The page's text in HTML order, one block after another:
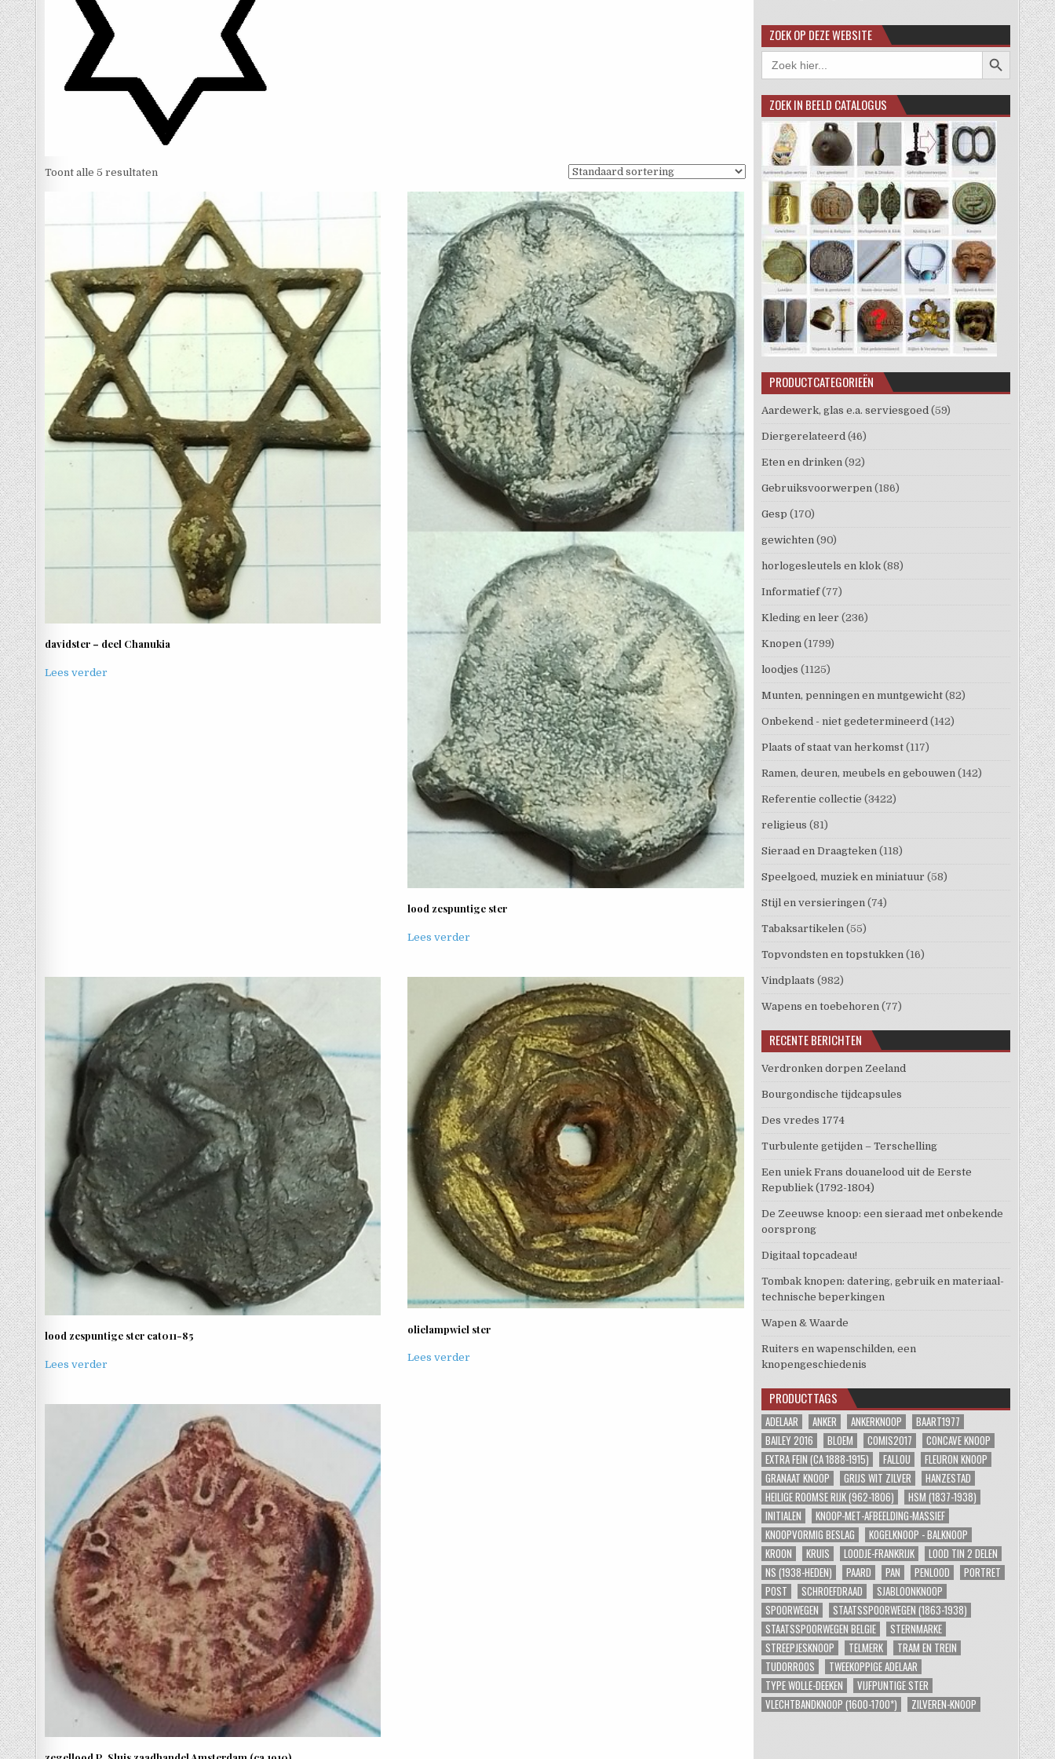
Toont alle 5 resultaten
davidster – deel Chanukia
Lees verder
lood zespuntige ster
Lees verder
lood zespuntige ster cat011-85
Lees verder
olielampwiel ster
Lees verder
ZOEK OP DEZE WEBSITE
Zoek
naar:
Zoekknop
ZOEK IN BEELD CATALOGUS
PRODUCTCATEGORIEËN
Aardewerk, glas e.a. serviesgoed (59)
Diergerelateerd (46)
Eten en drinken (92)
Gebruiksvoorwerpen (186)
Gesp (170)
gewichten (90)
horlogesleutels en klok (88)
Informatief (77)
Kleding en leer (236)
Knopen (1799)
loodjes (1125)
Munten, penningen en muntgewicht (82)
Onbekend - niet gedetermineerd (142)
Plaats of staat van herkomst (117)
Ramen, deuren, meubels en gebouwen (142)
Referentie collectie (3422)
religieus (81)
Sieraad en Draagteken (118)
Speelgoed, muziek en miniatuur (58)
Stijl en versieringen (74)
Tabaksartikelen (55)
Topvondsten en topstukken (16)
Vindplaats (982)
Wapens en toebehoren (77)
RECENTE BERICHTEN
Verdronken dorpen Zeeland
Bourgondische tijdcapsules
Des vredes 1774
Turbulente getijden – Terschelling
Een uniek Frans douanelood uit de Eerste
Republiek (1792-1804)
De Zeeuwse knoop: een sieraad met onbekende
oorsprong
Digitaal topcadeau!
Tombak knopen: datering, gebruik en materiaal-
technische beperkingen
Wapen & Waarde
Ruiters en wapenschilden, een
knopengeschiedenis
PRODUCTTAGS
ADELAAR ANKER ANKERKNOOP
BAART1977
BAILEY 2016
BLOEM COMIS2017
CONCAVE KNOOP
EXTRA FEIN (CA 1888-1915)
FALLOU
FLEURON KNOOP
GRANAAT KNOOP
GRIJS WIT ZILVER
HANZESTAD
HEILIGE ROOMSE RIJK (962-1806)
HSM (1837-1938)
INITIALEN
KNOOP-MET-AFBEELDING-MASSIEF
KNOOPVORMIG BESLAG
KOGELKNOOP - BALKNOOP
KROON
KRUIS LOODJE-FRANKRIJK
LOOD TIN 2 DELEN
NS (1938-HEDEN)
PAARD PAN PENLOOD
PORTRET
POST
SCHROEFDRAAD
SJABLOONKNOOP
SPOORWEGEN
STAATSSPOORWEGEN (1863-1938)
STAATSSPOORWEGEN BELGIE
STERNMARKE
STREEPJESKNOOP
TELMERK
TRAM EN TREIN
TUDORROOS
TWEEKOPPIGE ADELAAR
TYPE WOLLE-DEEKEN
VIJFPUNTIGE STER
VLECHTBANDKNOOP (1600-1700*)
ZILVEREN-KNOOP